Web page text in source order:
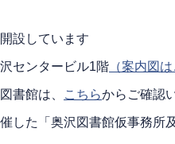
設しています
センタービル1階 （案内図は
書館は、 こちらからご確認
した「奥沢図書館仮事務所